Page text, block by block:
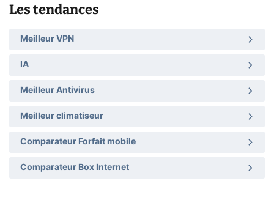
Les tendances
Meilleur VPN
IA
Meilleur Antivirus
Meilleur climatiseur
Comparateur Forfait mobile
Comparateur Box Internet